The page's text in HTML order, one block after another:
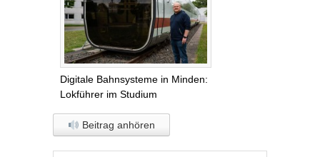
Digitale Bahnsysteme in Minden:
Lokführer im Studium
Beitrag anhören